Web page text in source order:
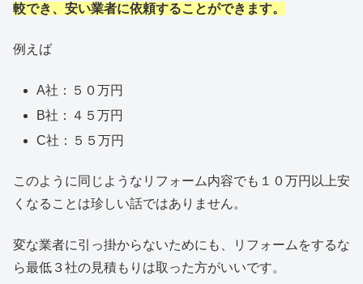
較でき、安い業者に依頼することができます。
例えば
A社：５０万円
B社：４５万円
C社：５５万円
このように同じようなリフォーム内容でも１０万円以上安
くなることは珍しい話ではありません。
変な業者に引っ掛からないためにも、リフォームをするな
ら最低３社の見積もりは取った方がいいです。